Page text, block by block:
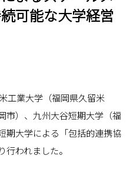
可能な大学経営
工業大学（福岡県久留米
市）、九州大谷短期大学（福
期大学による「包括的連携協
われました。